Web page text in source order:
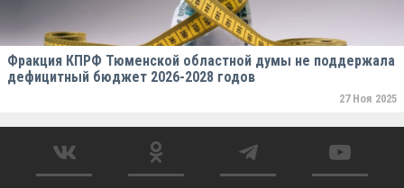
Фракция КПРФ Тюменской областной думы не поддержала
дефицитный бюджет 2026-2028 годов
27 Ноя 2025